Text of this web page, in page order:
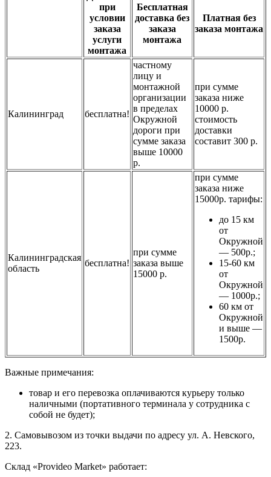
при
условии
заказа
услуги
монтажа
Бесплатная
доставка без
заказа
монтажа
Платная без
заказа монтажа
Калининград бесплатна!
частному
лицу и
монтажной
организации
в пределах
Окружной
дороги при
сумме заказа
выше 10000
р.
при сумме
заказа ниже
10000 р.
стоимость
доставки
составит 300 р.
Калининградская
область
бесплатна!
при сумме
заказа выше
15000 р.
при сумме
заказа ниже
15000р. тарифы:
до 15 км
от
Окружной
— 500р.;
15-60 км
от
Окружной
— 1000р.;
60 км от
Окружной
и выше —
1500р.
Важные примечания:
товар и его перевозка оплачиваются курьеру только
наличными (портативного терминала у сотрудника с
собой не будет);
2. Самовывозом из точки выдачи по адресу ул. А. Невского,
223.
Склад «Provideo Market» работает: